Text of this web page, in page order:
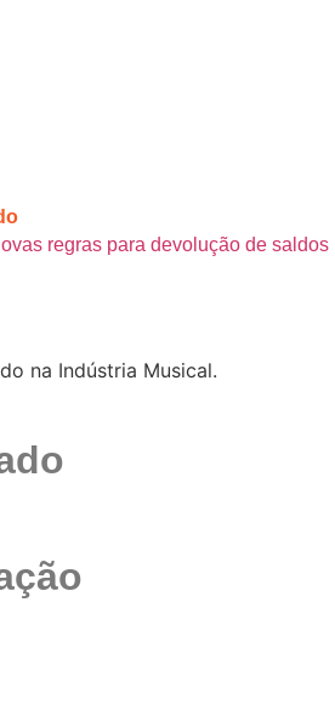
regras para devolução de
na Indústria Musical.